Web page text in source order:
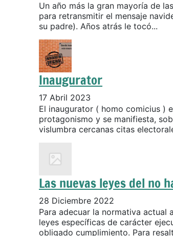
Un año más la gran mayoría de
para retransmitir el mensaje
su padre). Años atrás le tocó...
Inaugurator
17 Abril 2023
El inaugurator ( homo comicius )
protagonismo y se manifiesta,
vislumbra cercanas citas
Las nuevas leyes del no
28 Diciembre 2022
Para adecuar la normativa actual
leyes específicas de carácter
obligado cumplimiento. Para